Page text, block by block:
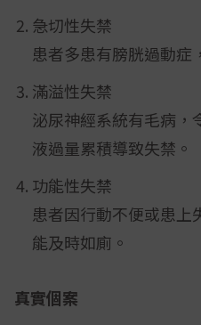
急切性失禁
患者多患有膀胱過動症
滿溢性失禁
泌尿神經系統有毛病，
液過量累積導致失禁。
功能性失禁
患者因行動不便或患上
能及時如廁。
真實個案